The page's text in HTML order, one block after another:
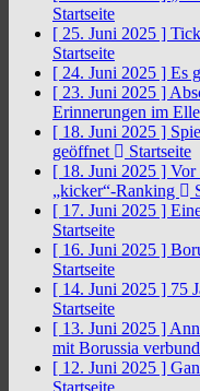
Startseite
[ 25. Juni 2025 ]
Startseite
[ 24. Juni 2025 ] Es
[ 23. Juni 2025 ]
Erinnerungen im
[ 18. Juni 2025 ]
geöffnet
Startseite
[ 18. Juni 2025 ] Vor
„kicker“-Ranking
[ 17. Juni 2025 ]
Startseite
[ 16. Juni 2025 ]
Startseite
[ 14. Juni 2025 ] 75
Startseite
[ 13. Juni 2025 ]
mit Borussia
[ 12. Juni 2025 ]
Startseite